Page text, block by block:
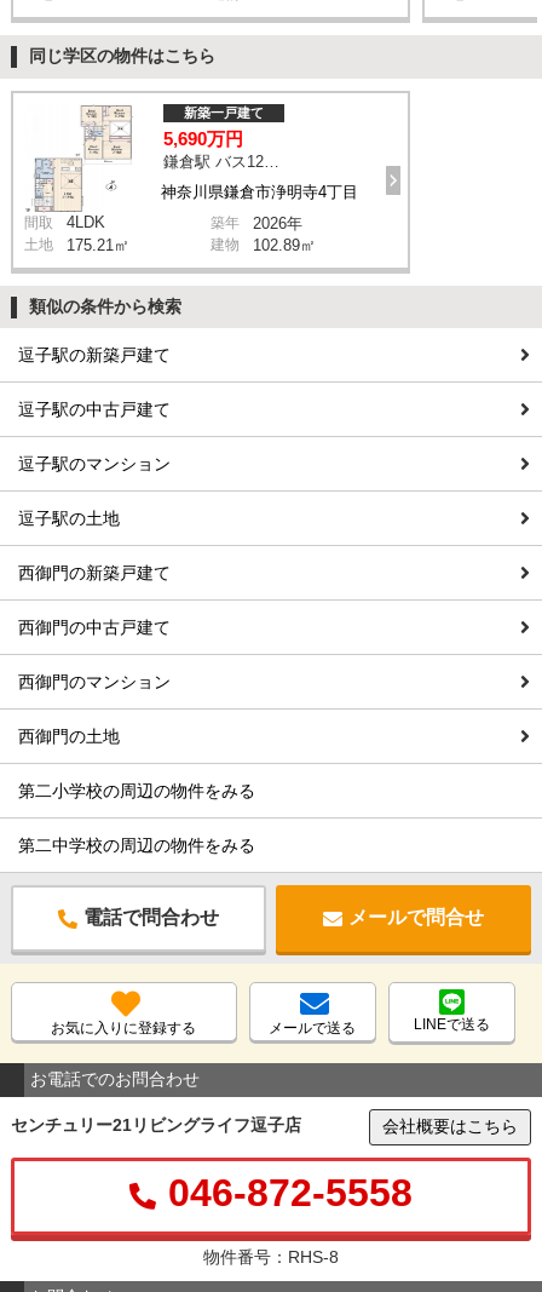
同じ学区の物件はこちら
神奈川県鎌倉市浄明寺4丁目
新築一戸建て
5,690万円
間取 4LDK 築年 2026年
土地 175.21㎡ 建物 102.89㎡
類似の条件から検索
逗子駅の新築戸建て
逗子駅の中古戸建て
逗子駅のマンション
逗子駅の土地
西御門の新築戸建て
西御門の中古戸建て
西御門のマンション
西御門の土地
第二小学校の周辺の物件をみる
第二中学校の周辺の物件をみる
電話で問合わせ メールで問合せ
お気に入りに登録する メールで送る LINEで送る
お電話でのお問合わせ
センチュリー21リビングライフ逗子店 会社概要はこちら
046-872-5558
物件番号：RHS-8